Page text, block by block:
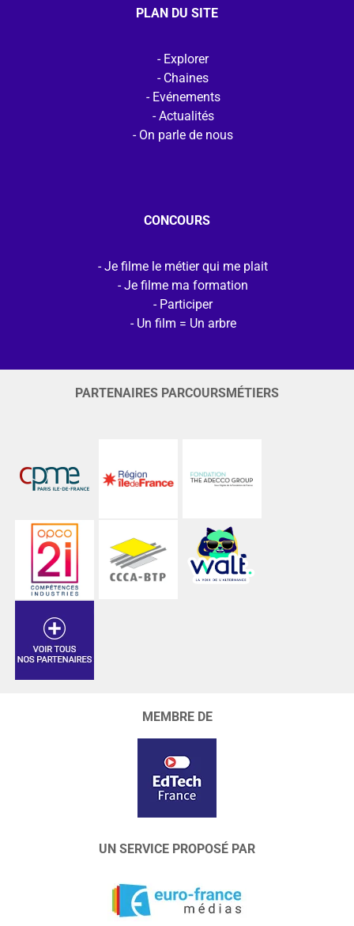
PLAN DU SITE
Explorer
Chaines
Evénements
Actualités
On parle de nous
CONCOURS
Je filme le métier qui me plait
Je filme ma formation
Participer
Un film = Un arbre
PARTENAIRES PARCOURSMÉTIERS
MEMBRE DE
UN SERVICE PROPOSÉ PAR